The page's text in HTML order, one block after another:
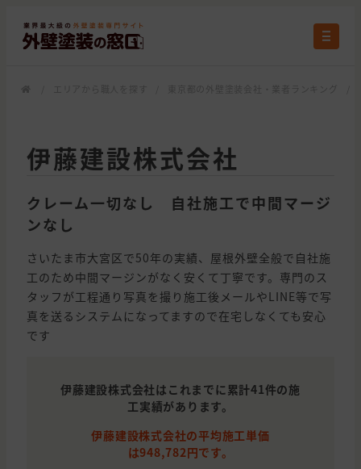
伊藤建設株式会社
クレーム一切なし 自社施工で中間マージ
ンなし
さいたま市大宮区で50年の実績、屋根外壁全般で自社施
工のため中間マージンがなく安くて丁寧です。専門のス
タッフが工程通り写真を撮り施工後メールやLINE等で写
真を送るシステムになってますので在宅しなくても安心
です
伊藤建設株式会社はこれまでに累計41件の施
工実績があります。
伊藤建設株式会社の平均施工単価
は948,782円です。